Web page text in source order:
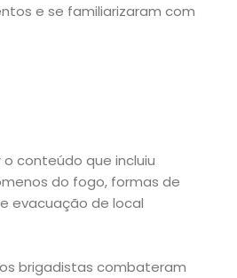
e se familiarizaram com
conteúdo que incluiu
do fogo, formas de
evacuação de local
brigadistas combateram